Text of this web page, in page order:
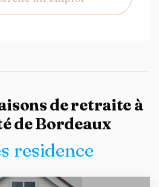
de retraite à
de Bordeaux
residence